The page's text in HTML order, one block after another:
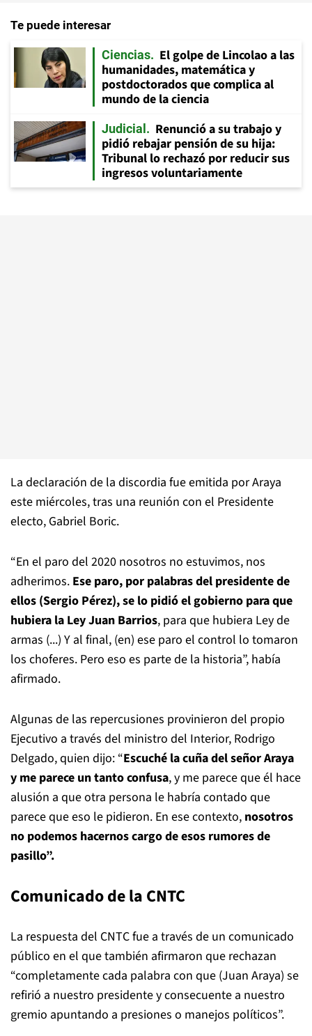
Te puede interesar
Ciencias
El golpe de Lincolao a las
humanidades, matemática y
postdoctorados que complica al
mundo de la ciencia
Judicial
Renunció a su trabajo y
pidió rebajar pensión de su hija:
Tribunal lo rechazó por reducir sus
ingresos voluntariamente
La declaración de la discordia fue emitida por Araya
este miércoles, tras una reunión con el Presidente
electo, Gabriel Boric.
“En el paro del 2020 nosotros no estuvimos, nos
adherimos. Ese paro, por palabras del presidente de
ellos (Sergio Pérez), se lo pidió el gobierno para que
hubiera la Ley Juan Barrios, para que hubiera Ley de
armas (...) Y al final, (en) ese paro el control lo tomaron
los choferes. Pero eso es parte de la historia”, había
afirmado.
Algunas de las repercusiones provinieron del propio
Ejecutivo a través del ministro del Interior, Rodrigo
Delgado, quien dijo: “Escuché la cuña del señor Araya
y me parece un tanto confusa, y me parece que él hace
alusión a que otra persona le habría contado que
parece que eso le pidieron. En ese contexto, nosotros
no podemos hacernos cargo de esos rumores de
pasillo”.
Comunicado de la CNTC
La respuesta del CNTC fue a través de un comunicado
público en el que también afirmaron que rechazan
“completamente cada palabra con que (Juan Araya) se
refirió a nuestro presidente y consecuente a nuestro
gremio apuntando a presiones o manejos políticos”.